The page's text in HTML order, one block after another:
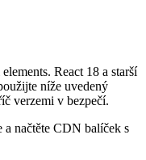
React 18 a starší
níže uvedený
verzemi v bezpečí.
a načtěte CDN balíček s